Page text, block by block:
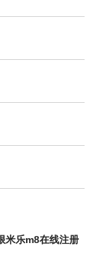
米乐m8在线注册